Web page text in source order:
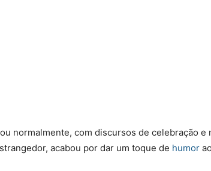
normalmente, com discursos de celebração e
acabou por dar um toque de humor